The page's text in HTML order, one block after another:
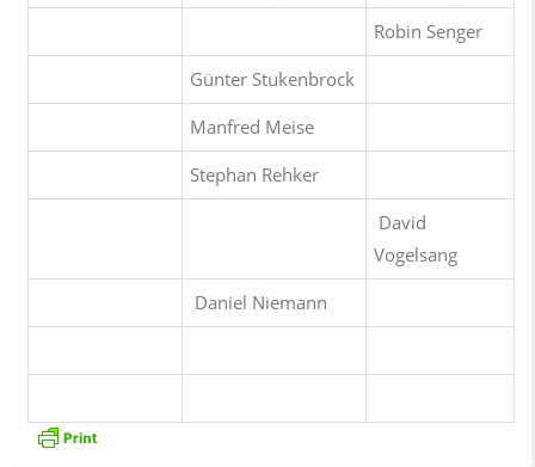
Robin Senger
Günter Stukenbrock
Manfred Meise
Stephan Rehker
David
Vogelsang
Daniel Niemann